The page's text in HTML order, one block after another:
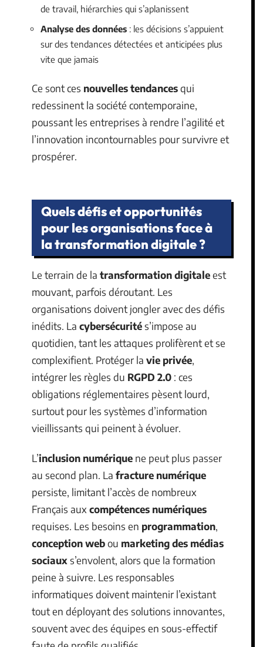
de travail, hiérarchies qui s’aplanissent
Analyse des données : les décisions s’appuient
sur des tendances détectées et anticipées plus
vite que jamais
Ce sont ces nouvelles tendancesqui
redessinent la société contemporaine,
poussant les entreprises à rendre l’agilité et
l’innovation incontournables pour survivre et
prospérer.
Quels défis et opportunités
pour les organisations face à
la transformation digitale ?
Le terrain de la transformation digitaleest
mouvant, parfois déroutant. Les
organisations doivent jongler avec des défis
inédits. La cybersécurités’impose au
quotidien, tant les attaques prolifèrent et se
complexifient. Protéger la vie privée,
intégrer les règles du RGPD 2.0 : ces
obligations réglementaires pèsent lourd,
surtout pour les systèmes d’information
vieillissants qui peinent à évoluer.
L’inclusion numérique ne peut plus passer
au second plan. La fracture numérique
persiste, limitant l’accès de nombreux
Français aux compétences numériques
requises. Les besoins en programmation,
conception webou marketing des médias
sociauxs’envolent, alors que la formation
peine à suivre. Les responsables
informatiques doivent maintenir l’existant
tout en déployant des solutions innovantes,
souvent avec des équipes en sous-effectif